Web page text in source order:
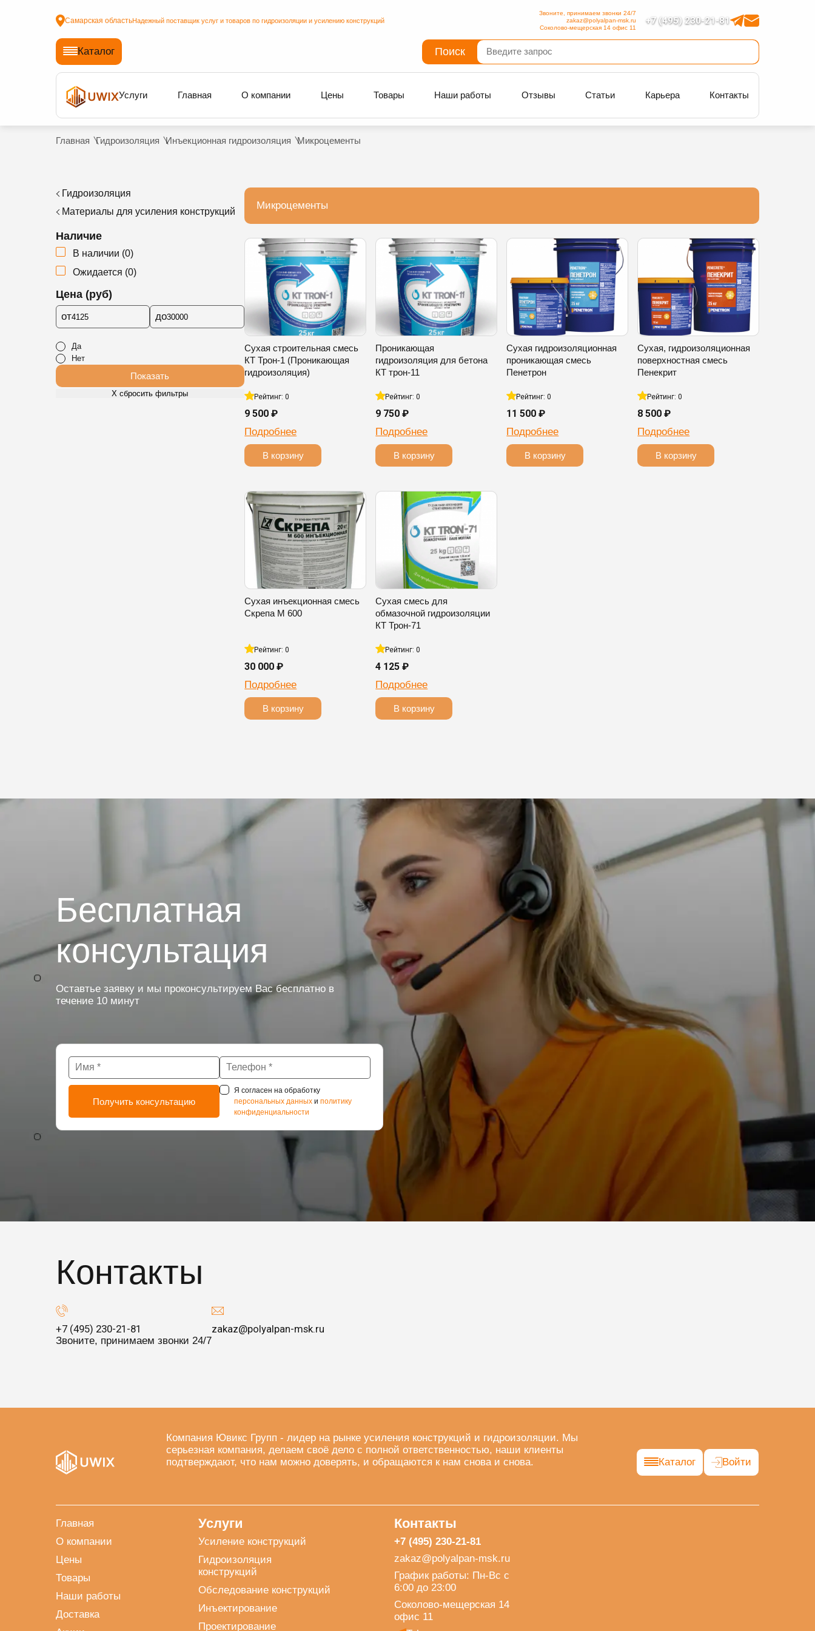
Самарская областьНадежный поставщик услуг и товаров по гидроизоляции и усилению конструкций +7 (495) 230-21-81
Звоните, принимаем звонки 24/7
zakaz@polyalpan-msk.ru
Соколово-мещерская 14 офис 11
Каталог Поиск
Услуги Главная О компании Цены Товары Наши работы Отзывы Статьи Карьера Контакты
Главная Гидроизоляция Инъекционная гидроизоляция Микроцементы
Гидроизоляция
Материалы для усиления конструкций
Наличие
В наличии (0)
Ожидается (0)
Цена (руб)
от до
Да
Нет
Показать
Х сбросить фильтры
Микроцементы
Сухая строительная смесь
КТ Трон-1 (Проникающая
гидроизоляция)
Рейтинг: 0
9 500 ₽
Подробнее
В корзину
Проникающая
гидроизоляция для бетона
КТ трон-11
Рейтинг: 0
9 750 ₽
Подробнее
В корзину
Сухая гидроизоляционная
проникающая смесь
Пенетрон
Рейтинг: 0
11 500 ₽
Подробнее
В корзину
Сухая, гидроизоляционная
поверхностная смесь
Пенекрит
Рейтинг: 0
8 500 ₽
Подробнее
В корзину
Сухая инъекционная смесь
Скрепа М 600
Рейтинг: 0
30 000 ₽
Подробнее
В корзину
Сухая смесь для
обмазочной гидроизоляции
КТ Трон-71
Рейтинг: 0
4 125 ₽
Подробнее
В корзину
Бесплатная
консультация
Оставтье заявку и мы проконсультируем Вас бесплатно в
течение 10 минут
Я согласен на обработку
персональных данныхи политику
конфиденциальности
Контакты
+7 (495) 230-21-81
Звоните, принимаем звонки 24/7
zakaz@polyalpan-msk.ru
Компания Ювикс Групп - лидер на рынке усиления конструкций и гидроизоляции. Мы
серьезная компания, делаем своё дело с полной ответственностью, наши клиенты
подтверждают, что нам можно доверять, и обращаются к нам снова и снова.
Каталог Войти
Главная
О компании
Цены
Товары
Наши работы
Доставка
Услуги
Усиление конструкций
Гидроизоляция
конструкций
Обследование конструкций
Инъектирование
Проектирование
Контакты
+7 (495) 230-21-81
zakaz@polyalpan-msk.ru
График работы: Пн-Вс с
6:00 до 23:00
Соколово-мещерская 14
офис 11